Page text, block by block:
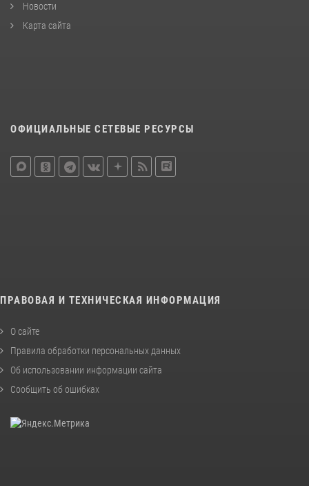
Новости
Карта сайта
ОФИЦИАЛЬНЫЕ СЕТЕВЫЕ РЕСУРСЫ
ПРАВОВАЯ И ТЕХНИЧЕСКАЯ ИНФОРМАЦИЯ
О сайте
Правила обработки персональных данных
Об использовании информации сайта
Сообщить об ошибках